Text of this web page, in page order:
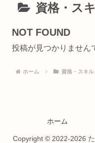
資格・ス
NOT FOUND
投稿が見つかりません
ホーム 資格・スキル
ホーム
Copyright © 2022-2026